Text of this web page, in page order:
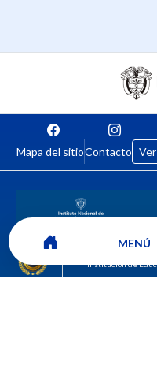
Mapa del sitioContacto
Institución de
MENÚ